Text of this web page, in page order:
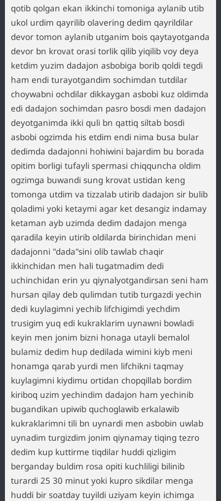
qotib qolgan ekan ikkinchi tomoniga aylanib utib
ukol urdim qayrilib olavering dedim qayrildilar
devor tomon aylanib utganim bois qaytayotganda
devor bn krovat orasi torlik qilib yiqilib voy deya
ketdim yuzim dadajon asbobiga borib qoldi tegdi
ham endi turayotgandim sochimdan tutdilar
choywabni ochdilar dikkaygan asbobi kuz oldimda
edi dadajon sochimdan pasro bosdi men dadajon
deyotganimda ikki quli bn qattiq siltab bosdi
asbobi ogzimda his etdim endi nima busa bular
dedimda dadajonni hohiwini bajardim bu borada
opitim borligi tufayli spermasi chiqquncha oldim
ogzimga buwandi sung krovat ustidan keng
tomonga utdim va tizzalab utirib dadajon sir bulib
qoladimi yoki ketaymi agar ket desangiz indamay
ketaman ayb uzimda dedim dadajon menga
qaradila keyin utirib oldilarda birinchidan meni
dadajonni "dada"sini olib tawlab chaqir
ikkinchidan men hali tugatmadim dedi
uchinchidan erin yu qiynalyotgandirsan seni ham
hursan qilay deb qulimdan tutib turgazdi yechin
dedi kuylagimni yechib lifchigimdi yechdim
trusigim yuq edi kukraklarim uynawni bowladi
keyin men jonim bizni honaga utayli bemalol
bulamiz dedim hup dedilada wimini kiyb meni
honamga qarab yurdi men lifchikni taqmay
kuylagimni kiydimu ortidan chopqillab bordim
kiriboq uzim yechindim dadajon ham yechinib
bugandikan upiwib quchoglawib erkalawib
kukraklarimni tili bn uynardi men asbobin uwlab
uynadim turgizdim jonim qiynamay tiqing tezro
dedim kup kuttirme tiqdilar huddi qizligim
berganday buldim rosa opiti kuchliligi bilinib
turardi 25 30 minut yoki kupro sikdilar menga
huddi bir soatday tuyildi uziyam keyin ichimga